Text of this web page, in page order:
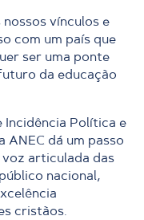
vínculos e
com um país que
ser uma ponte
da educação
Incidência Política e
ANEC dá um passo
articulada das
nacional,
cristãos.